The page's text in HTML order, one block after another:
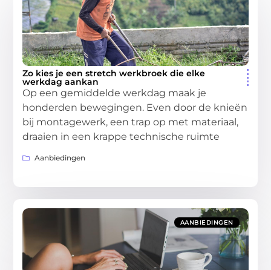
Zo kies je een stretch werkbroek die elke
werkdag aankan
Op een gemiddelde werkdag maak je
honderden bewegingen. Even door de knieën
bij montagewerk, een trap op met materiaal,
draaien in een krappe technische ruimte
Aanbiedingen
AANBIEDINGEN